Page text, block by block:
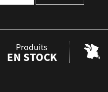
Produits
EN STOCK